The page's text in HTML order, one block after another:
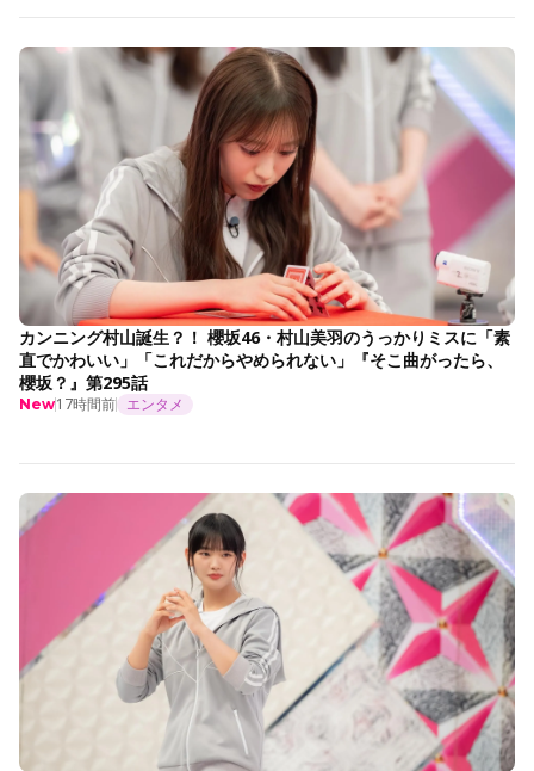
カンニング村山誕生？！ 櫻坂46・村山美羽のうっかりミスに「素
直でかわいい」「これだからやめられない」『そこ曲がったら、
櫻坂？』第295話
New17時間前 エンタメ